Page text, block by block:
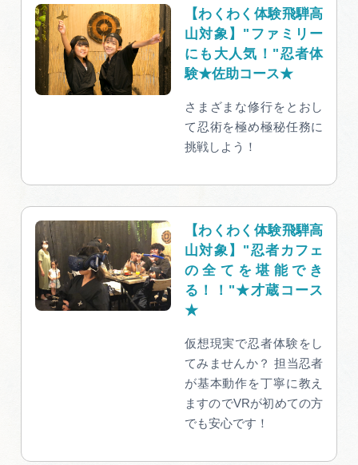
【わくわく体験飛騨高
山対象】"ファミリー
にも大人気！"忍者体
験★佐助コース★
さまざまな修行をとおし
て忍術を極め極秘任務に
挑戦しよう！
【わくわく体験飛騨高
山対象】"忍者カフェ
の全てを堪能でき
る！！"★才蔵コース
★
仮想現実で忍者体験をし
てみませんか？ 担当忍者
が基本動作を丁寧に教え
ますのでVRが初めての方
でも安心です！